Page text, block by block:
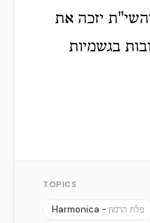
יזכה את
בגשמיות
TOPICS
Harmonica - פלח הרמון